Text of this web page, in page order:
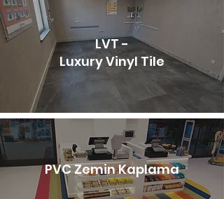
LVT -
Luxury Vinyl Tile
PVC Zemin Kaplama